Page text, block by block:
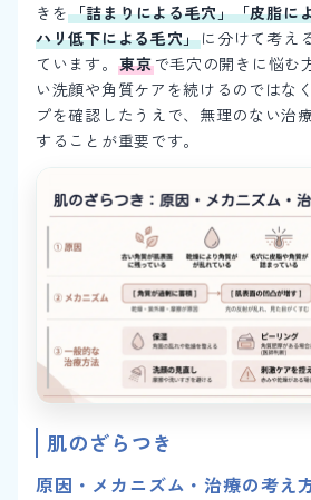
きを「詰まりによる毛穴」「皮脂に
ハリ低下による毛穴」に分けて考え
ています。 東京で毛穴の開きに悩む
い洗顔や角質ケアを続けるのではな
プを確認したうえで、無理のない治
することが重要です。
肌のざらつき
原因・メカニズム・治療の考え